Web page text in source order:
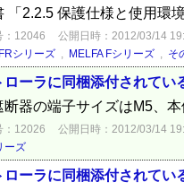
「2.2.5 保護仕様と使用環
：12046 公開日時：2012/03/14
シリーズ, MELFA Fシリーズ, そ
ローラに同梱添付されて
断器の端子サイズはM5、
：12026 公開日時：2012/03/14
ーズ
ローラに同梱添付されてい